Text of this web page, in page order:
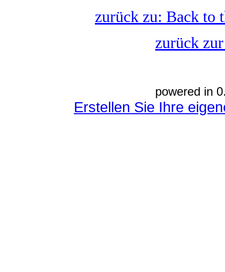
zurück zu: Back to
zurück
powered in
Erstellen Sie Ihre